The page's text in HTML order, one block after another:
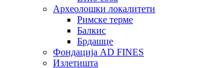
Археолошки локалитети
Римске терме
Балкис
Брдашце
Фондација AD FINES
Излетишта